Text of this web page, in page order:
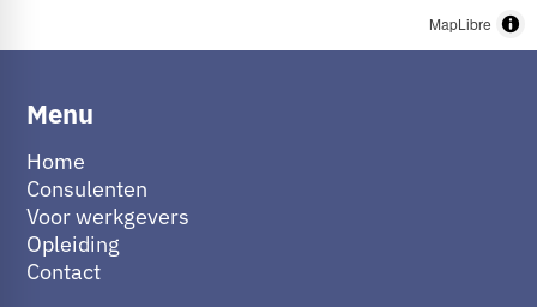
MapLibre
Menu
Home
Consulenten
Voor werkgevers
Opleiding
Contact